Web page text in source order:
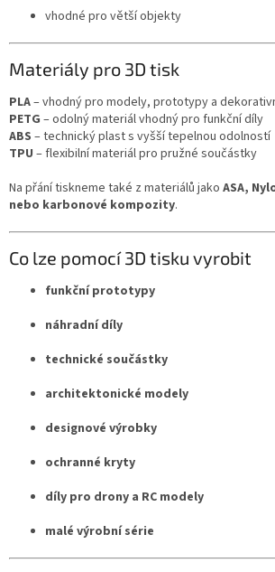
vhodné pro větší objekty
Materiály pro 3D tisk
PLA– vhodný pro modely, prototypy a
PETG – odolný materiál vhodný pro funkční díly
ABS – technický plast s vyšší tepelnou odolností
TPU – flexibilní materiál pro pružné součástky
Na přání tiskneme také z materiálů jako ASA,
nebo karbonové kompozity.
Co lze pomocí 3D tisku vyrobit
funkční prototypy
náhradní díly
technické součástky
architektonické modely
designové výrobky
ochranné kryty
díly pro drony a RC modely
malé výrobní série